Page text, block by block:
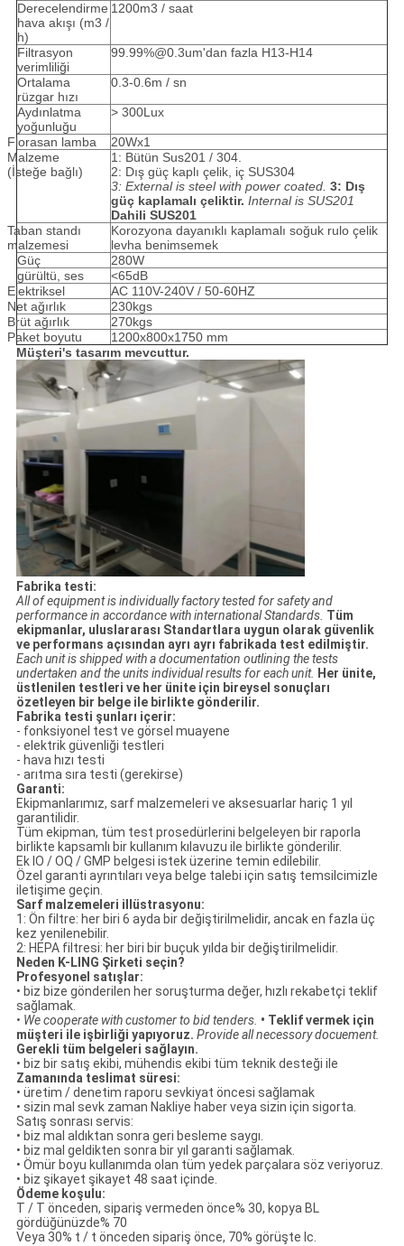
Derecelendirme
hava akışı (m3 /
h)
1200m3 / saat
Filtrasyon
verimliliği
99.99%@0.3um'dan fazla H13-H14
Ortalama
rüzgar hızı
0.3-0.6m / sn
Aydınlatma
yoğunluğu
> 300Lux
Florasan lamba
20Wx1
Malzeme
(İsteğe bağlı)
1: Bütün Sus201 / 304.
2: Dış güç kaplı çelik, iç SUS304
3: External is steel with power coated. 3: Dış
güç kaplamalı çeliktir. Internal is SUS201
Dahili SUS201
Taban standı
malzemesi
Korozyona dayanıklı kaplamalı soğuk rulo çelik
levha benimsemek
Güç
280W
gürültü, ses
<65dB
Elektriksel
AC 110V-240V / 50-60HZ
Net ağırlık
230kgs
Brüt ağırlık
270kgs
Paket boyutu
1200x800x1750 mm
Müşteri's tasarım mevcuttur.
Fabrika testi:
All of equipment is individually factory tested for safety and
performance in accordance with international Standards. Tüm
ekipmanlar, uluslararası Standartlara uygun olarak güvenlik
ve performans açısından ayrı ayrı fabrikada test edilmiştir.
Each unit is shipped with a documentation outlining the tests
undertaken and the units individual results for each unit. Her ünite,
üstlenilen testleri ve her ünite için bireysel sonuçları
özetleyen bir belge ile birlikte gönderilir.
Fabrika testi şunları içerir:
- fonksiyonel test ve görsel muayene
- elektrik güvenliği testleri
- hava hızı testi
- arıtma sıra testi (gerekirse)
Garanti:
Ekipmanlarımız, sarf malzemeleri ve aksesuarlar hariç 1 yıl
garantilidir.
Tüm ekipman, tüm test prosedürlerini belgeleyen bir raporla
birlikte kapsamlı bir kullanım kılavuzu ile birlikte gönderilir.
Ek IO / OQ / GMP belgesi istek üzerine temin edilebilir.
Özel garanti ayrıntıları veya belge talebi için satış temsilcimizle
iletişime geçin.
Sarf malzemeleri illüstrasyonu:
1: Ön filtre: her biri 6 ayda bir değiştirilmelidir, ancak en fazla üç
kez yenilenebilir.
2: HEPA filtresi: her biri bir buçuk yılda bir değiştirilmelidir.
Neden K-LING Şirketi seçin?
Profesyonel satışlar:
• biz bize gönderilen her soruşturma değer, hızlı rekabetçi teklif
sağlamak.
• We cooperate with customer to bid tenders. • Teklif vermek için
müşteri ile işbirliği yapıyoruz. Provide all necessory docuement.
Gerekli tüm belgeleri sağlayın.
• biz bir satış ekibi, mühendis ekibi tüm teknik desteği ile
Zamanında teslimat süresi:
• üretim / denetim raporu sevkiyat öncesi sağlamak
• sizin mal sevk zaman Nakliye haber veya sizin için sigorta.
Satış sonrası servis:
• biz mal aldıktan sonra geri besleme saygı.
• biz mal geldikten sonra bir yıl garanti sağlamak.
• Ömür boyu kullanımda olan tüm yedek parçalara söz veriyoruz.
• biz şikayet şikayet 48 saat içinde.
Ödeme koşulu:
T / T önceden, sipariş vermeden önce% 30, kopya BL
gördüğünüzde% 70
Veya 30% t / t önceden sipariş önce, 70% görüşte lc.